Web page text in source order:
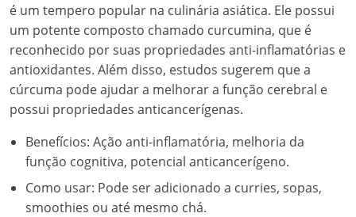
é um tempero popular na culinária asiática. Ele possui
um potente composto chamado curcumina, que é
reconhecido por suas propriedades anti-inflamatórias e
antioxidantes. Além disso, estudos sugerem que a
cúrcuma pode ajudar a melhorar a função cerebral e
possui propriedades anticancerígenas.
Benefícios: Ação anti-inflamatória, melhoria da
função cognitiva, potencial anticancerígeno.
Como usar: Pode ser adicionado a curries, sopas,
smoothies ou até mesmo chá.